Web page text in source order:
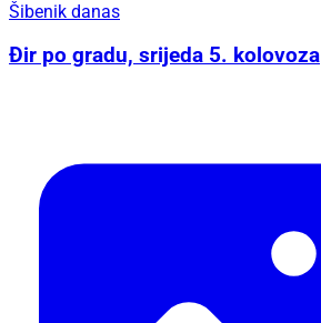
Šibenik danas
Đir po gradu, srijeda 5. kolovoza